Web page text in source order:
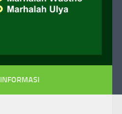
INFORMASI